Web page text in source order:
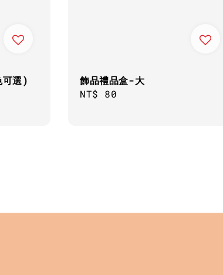
可選)
飾品禮品盒-大
Regular
NT$ 80